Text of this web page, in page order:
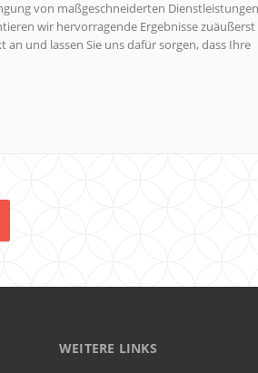
von maßgeschneiderten
wir hervorragende Ergebnisse zuäußerst
und lassen Sie uns dafür sorgen, dass Ihre
WEITERE LINKS